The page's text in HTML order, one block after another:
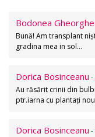
Bodonea
Bună! Am transplant
gradina mea in sol…
Dorica Bosinceanu -
Au răsărit crinii din
ptr.iarna cu plantați
Dorica Bosinceanu -